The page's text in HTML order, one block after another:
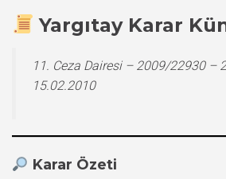
Yargıtay Karar
11. Ceza Dairesi – 2009/22930 –
15.02.2010
Karar Özeti